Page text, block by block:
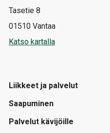
Tasetie 8
01510 Vantaa
Katso kartalla
Liikkeet ja palvelut
Saapuminen
Palvelut kävijöille